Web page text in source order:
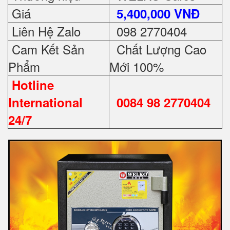
Giá
5,400,000 VNĐ
Liên Hệ Zalo
098 2770404
Cam Kết Sản
Phẩm
Chất Lượng Cao
Mới 100%
Hotline
International
24/7
0084 98 2770404